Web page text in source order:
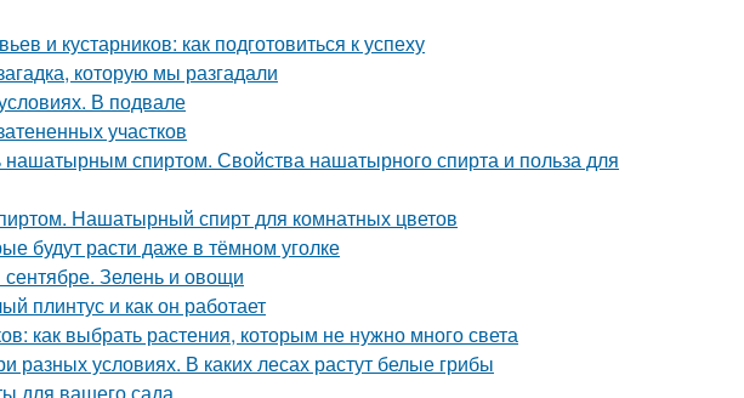
и кустарников: как подготовиться к успеху
которую мы разгадали
В подвале
участков
спиртом. Свойства нашатырного спирта и польза для
Нашатырный спирт для комнатных цветов
будут расти даже в тёмном уголке
Зелень и овощи
плинтус и как он работает
как выбрать растения, которым не нужно много света
разных условиях. В каких лесах растут белые грибы